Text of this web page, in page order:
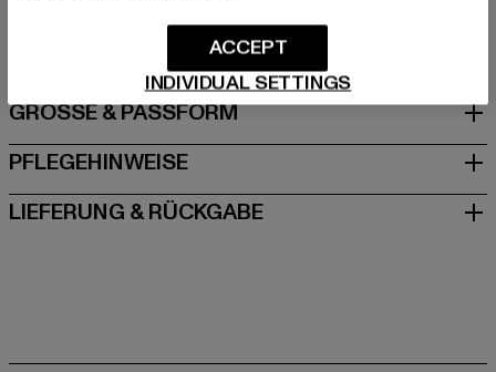
GRÖSSE & PASSFORM
PFLEGEHINWEISE
LIEFERUNG & RÜCKGABE
INDIVIDUAL SETTINGS
ACCEPT